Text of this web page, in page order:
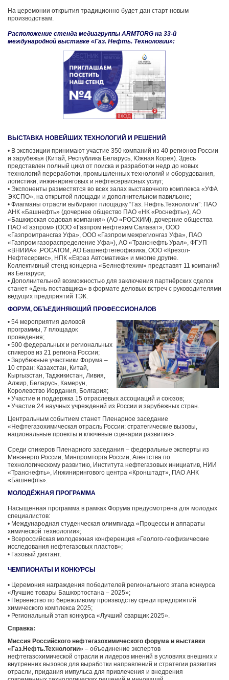
На церемонии открытия традиционно будет дан старт новым
производствам.
Расположение стенда медиагруппы ARMTORG на 33-й
международной выставке «Газ. Нефть. Технологии»:
ВЫСТАВКА НОВЕЙШИХ ТЕХНОЛОГИЙ И РЕШЕНИЙ
• В экспозиции принимают участие 350 компаний из 40 регионов России
и зарубежья (Китай, Республика Беларусь, Южная Корея). Здесь
представлен полный цикл от поиска и разработки недр до новых
технологий переработки, промышленных технологий и оборудования,
логистики, инжиниринговых и нефтесервисных услуг;
• Экспоненты разместятся во всех залах выставочного комплекса «УФА
ЭКСПО», на открытой площади и дополнительном павильоне;
• Флагманы отрасли выбирают площадку “Газ. Нефть.Технологии”: ПАО
АНК «Башнефть» (дочернее общество ПАО «НК «Роснефть»), АО
«Башкирская содовая компания» (АО «РОСХИМ), дочерние общества
ПАО «Газпром» (ООО «Газпром нефтехим Салават», ООО
«Газпромтрансгаз Уфа», ООО «Газпром межрегионгаз Уфа», ПАО
«Газпром газораспределение Уфа»), АО «Транснефть Урал», ФГУП
«ВНИИА» ,РОСАТОМ, АО Башнефтегеофизика, ООО «Крезол-
Нефтесервис», НПК «Евраз Автоматика» и многие другие.
Коллективный стенд концерна «Белнефтехим» представят 11 компаний
из Беларуси;
• Дополнительной возможностью для заключения партнёрских сделок
станет «День поставщика» в формате деловых встреч с руководителями
ведущих предприятий ТЭК.
ФОРУМ, ОБЪЕДИНЯЮЩИЙ ПРОФЕССИОНАЛОВ
• 54 мероприятия деловой
программы, 7 площадок
проведения;
• 500 федеральных и региональных
спикеров из 21 региона России;
• Зарубежные участники Форума –
10 стран: Казахстан, Китай,
Кыргызстан, Таджикистан, Ливия,
Алжир, Беларусь, Камерун,
Королевство Иордания, Болгария;
• Участие и поддержка 15 отраслевых ассоциаций и союзов;
• Участие 24 научных учреждений из России и зарубежных стран.
Центральным событием станет Пленарное заседание
«Нефтегазохимическая отрасль России: стратегические вызовы,
национальные проекты и ключевые сценарии развития».
Среди спикеров Пленарного заседания – федеральные эксперты из
Минэнерго России, Минпромторга России, Агентства по
технологическому развитию, Института нефтегазовых инициатив, НИИ
«Транснефть», Инжинирингового центра «Кронштадт», ПАО АНК
«Башнефть».
МОЛОДЁЖНАЯ ПРОГРАММА
Насыщенная программа в рамках Форума предусмотрена для молодых
специалистов:
• Международная студенческая олимпиада «Процессы и аппараты
химической технологии»;
• Всероссийская молодежная конференция «Геолого-геофизические
исследования нефтегазовых пластов»;
• Газовый диктант.
ЧЕМПИОНАТЫ И КОНКУРСЫ
• Церемония награждения победителей регионального этапа конкурса
«Лучшие товары Башкортостана – 2025»;
• Первенство по бережливому производству среди предприятий
химического комплекса 2025;
• Региональный этап конкурса «Лучший сварщик 2025».
Справка:
Миссия Российского нефтегазохимического форума и выставки
«Газ.Нефть.Технологии» – объединение экспертов
нефтегазохимической отрасли и лидеров мнений в условиях внешних и
внутренних вызовов для выработки направлений и стратегии развития
отрасли, придания импульса для привлечения и внедрения